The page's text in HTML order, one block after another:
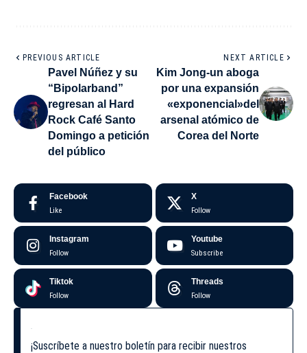
PREVIOUS ARTICLE
Pavel Núñez y su
“Bipolarband”
regresan al Hard
Rock Café Santo
Domingo a petición
del público
NEXT ARTICLE
Kim Jong-un aboga
por una expansión
«exponencial»del
arsenal atómico de
Corea del Norte
Facebook
Like
X
Follow
Instagram
Follow
Youtube
Subscribe
Tiktok
Follow
Threads
Follow
¡Suscríbete a nuestro boletín para recibir nuestros